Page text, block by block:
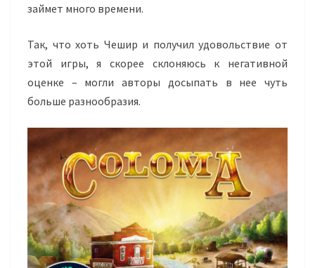
займет много времени.
Так, что хоть Чешир и получил удовольствие от
этой игры, я скорее склоняюсь к негативной
оценке – могли авторы досыпать в нее чуть
больше разнообразия.